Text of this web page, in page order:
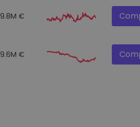
9.8M €
€